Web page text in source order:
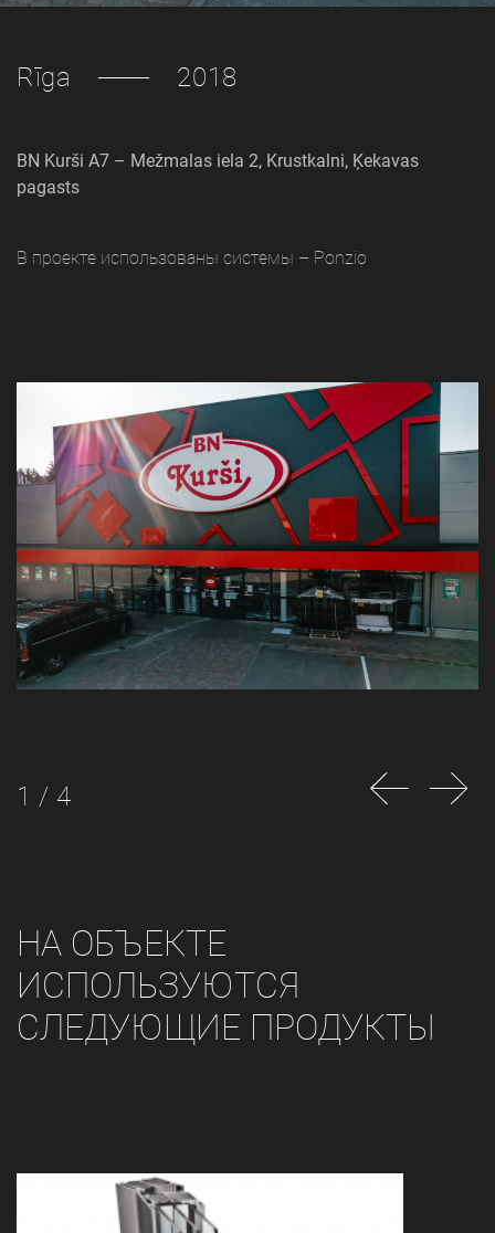
Rīga 2018
BN Kurši A7 – Mežmalas iela 2, Krustkalni, Ķekavas
pagasts
В проекте использованы системы – Ponzio
1 / 4
НА ОБЪЕКТЕ
ИСПОЛЬЗУЮТСЯ
СЛЕДУЮЩИЕ ПРОДУКТЫ